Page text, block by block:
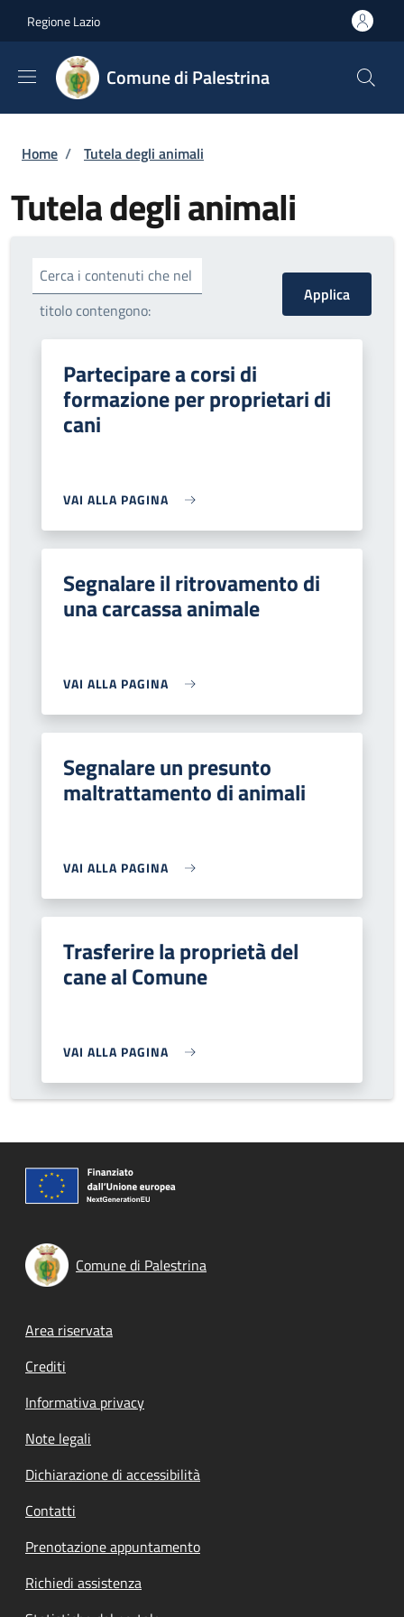
Regione Lazio
Comune di Palestrina
Briciole di pane
Home / Tutela degli animali
Tutela degli animali
Cerca i contenuti che nel
titolo contengono:
Partecipare a corsi di
formazione per proprietari di
cani
VAI ALLA PAGINA
Segnalare il ritrovamento di
una carcassa animale
VAI ALLA PAGINA
Segnalare un presunto
maltrattamento di animali
VAI ALLA PAGINA
Trasferire la proprietà del
cane al Comune
VAI ALLA PAGINA
Comune di Palestrina
Footer menu
Area riservata
Crediti
Informativa privacy
Note legali
Dichiarazione di accessibilità
Contatti
Prenotazione appuntamento
Richiedi assistenza